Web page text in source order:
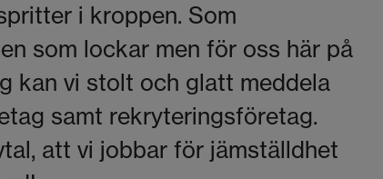
i kroppen. Som
som lockar men för oss här på
kan vi stolt och glatt meddela
samt rekryteringsföretag.
att vi jobbar för jämställdhet